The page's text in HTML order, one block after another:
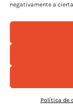
negativamente a
Política de
© Copyright